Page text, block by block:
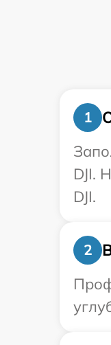
1
DJI.
DJI.
2